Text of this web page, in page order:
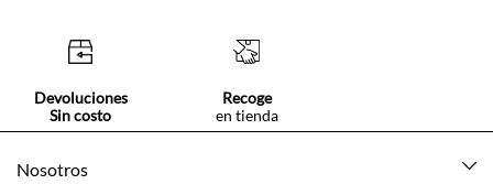
Devoluciones
Sin costo
Recoge
en tienda
Nosotros